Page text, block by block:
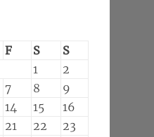
F S
S
1
2
7 8
9
14 15
16
21 22
23